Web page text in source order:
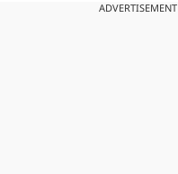
ADVERTISEMENT